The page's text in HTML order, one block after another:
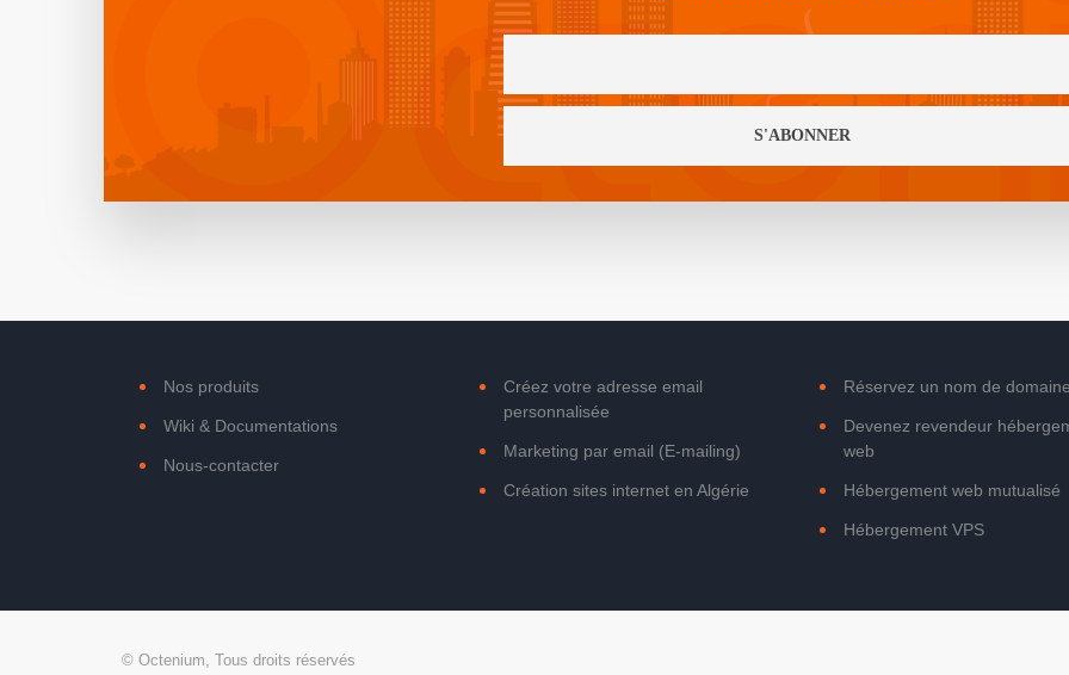
Nos produits
Wiki & Documentations
Nous-contacter
Créez votre adresse email
personnalisée
Marketing par email (E-mailing)
Création sites internet en Algérie
Réservez un nom de
Devenez revendeur
web
Hébergement web mutualisé
Hébergement VPS
© Octenium, Tous droits réservés